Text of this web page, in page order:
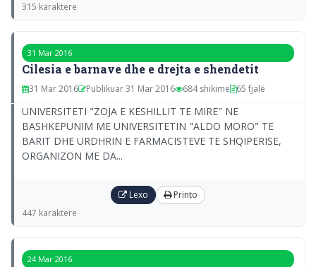
315 karaktere
31 Mar 2016
Cilesia e barnave dhe e drejta e shendetit
31 Mar 2016 Publikuar 31 Mar 2016 684 shikime 65 fjalë
UNIVERSITETI "ZOJA E KESHILLIT TE MIRE" NE
BASHKEPUNIM ME UNIVERSITETIN "ALDO MORO" TE
BARIT DHE URDHRIN E FARMACISTEVE TE SHQIPERISE,
ORGANIZON ME DA...
Lexo Printo
447 karaktere
24 Mar 2016